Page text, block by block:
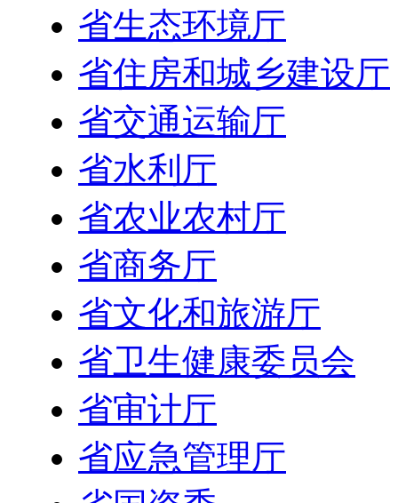
省生态环境厅
省住房和城乡建设厅
省交通运输厅
省水利厅
省农业农村厅
省商务厅
省文化和旅游厅
省卫生健康委员会
省审计厅
省应急管理厅